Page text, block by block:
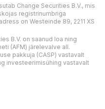
Change Securities B.V., mis
registrinumbriga
on Westeinde 89, 2211 XS
B.V. on saanud loa ning
(AFM) järelevalve all.
pakkuja (CASP) vastavalt
investeerimisühing vastavalt